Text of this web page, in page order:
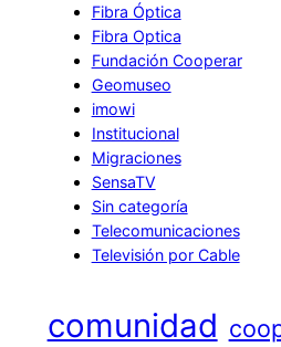
Fibra Óptica
Fibra Optica
Fundación Cooperar
Geomuseo
imowi
Institucional
Migraciones
SensaTV
Sin categoría
Telecomunicaciones
Televisión por Cable
comunidad